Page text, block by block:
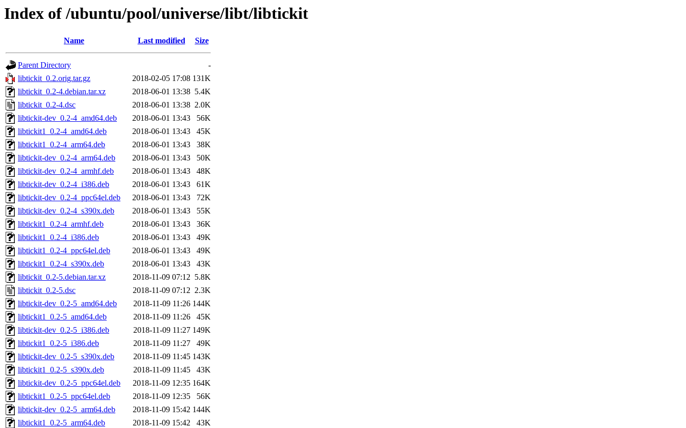
Index of /ubuntu/pool/universe/libt/libtickit
Name Last modified Size
Parent Directory
-
libtickit_0.2.orig.tar.gz
2018-02-05 17:08 131K
libtickit_0.2-4.debian.tar.xz
2018-06-01 13:38 5.4K
libtickit_0.2-4.dsc
2018-06-01 13:38 2.0K
libtickit-dev_0.2-4_amd64.deb
2018-06-01 13:43
56K
libtickit1_0.2-4_amd64.deb
2018-06-01 13:43
45K
libtickit1_0.2-4_arm64.deb
2018-06-01 13:43
38K
libtickit-dev_0.2-4_arm64.deb
2018-06-01 13:43
50K
libtickit-dev_0.2-4_armhf.deb
2018-06-01 13:43
48K
libtickit-dev_0.2-4_i386.deb
2018-06-01 13:43
61K
libtickit-dev_0.2-4_ppc64el.deb
2018-06-01 13:43
72K
libtickit-dev_0.2-4_s390x.deb
2018-06-01 13:43
55K
libtickit1_0.2-4_armhf.deb
2018-06-01 13:43
36K
libtickit1_0.2-4_i386.deb
2018-06-01 13:43
49K
libtickit1_0.2-4_ppc64el.deb
2018-06-01 13:43
49K
libtickit1_0.2-4_s390x.deb
2018-06-01 13:43
43K
libtickit_0.2-5.debian.tar.xz
2018-11-09 07:12 5.8K
libtickit_0.2-5.dsc
2018-11-09 07:12 2.3K
libtickit-dev_0.2-5_amd64.deb
2018-11-09 11:26 144K
libtickit1_0.2-5_amd64.deb
2018-11-09 11:26
45K
libtickit-dev_0.2-5_i386.deb
2018-11-09 11:27 149K
libtickit1_0.2-5_i386.deb
2018-11-09 11:27
49K
libtickit-dev_0.2-5_s390x.deb
2018-11-09 11:45 143K
libtickit1_0.2-5_s390x.deb
2018-11-09 11:45
43K
libtickit-dev_0.2-5_ppc64el.deb
2018-11-09 12:35 164K
libtickit1_0.2-5_ppc64el.deb
2018-11-09 12:35
56K
libtickit-dev_0.2-5_arm64.deb
2018-11-09 15:42 144K
libtickit1_0.2-5_arm64.deb
2018-11-09 15:42
43K